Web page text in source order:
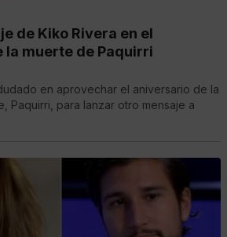
de Kiko Rivera en el
la muerte de Paquirri
en aprovechar el aniversario de la
Paquirri, para lanzar otro mensaje a